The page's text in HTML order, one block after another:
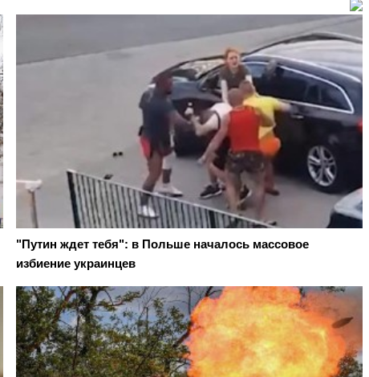
"Путин ждет тебя": в Польше началось массовое
избиение украинцев